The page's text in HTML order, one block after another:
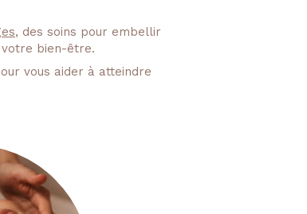
, des soins pour embellir
bien-être.
vous aider à atteindre